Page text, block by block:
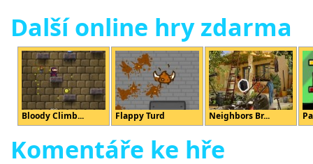
Další online hry zdarma
Bloody Climb... Flappy Turd Neighbors Br...
Komentáře ke hře